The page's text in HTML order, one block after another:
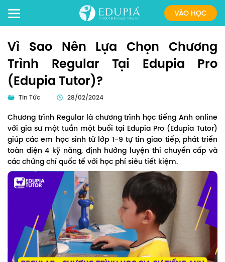
VÀO HỌC
Vì Sao Nên Lựa Chọn Chương
Trình Regular Tại Edupia Pro
(Edupia Tutor)?
Tin Tức 28/02/2024
Chương trình Regular là chương trình học tiếng Anh online
với gia sư một tuần một buổi tại Edupia Pro (Edupia Tutor)
giúp các em học sinh từ lớp 1-9 tự tin giao tiếp, phát triển
toàn diện 4 kỹ năng, định hướng luyện thi chuyển cấp và
các chứng chỉ quốc tế với học phí siêu tiết kiệm.